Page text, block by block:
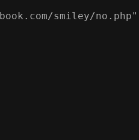
smiley/no.php"